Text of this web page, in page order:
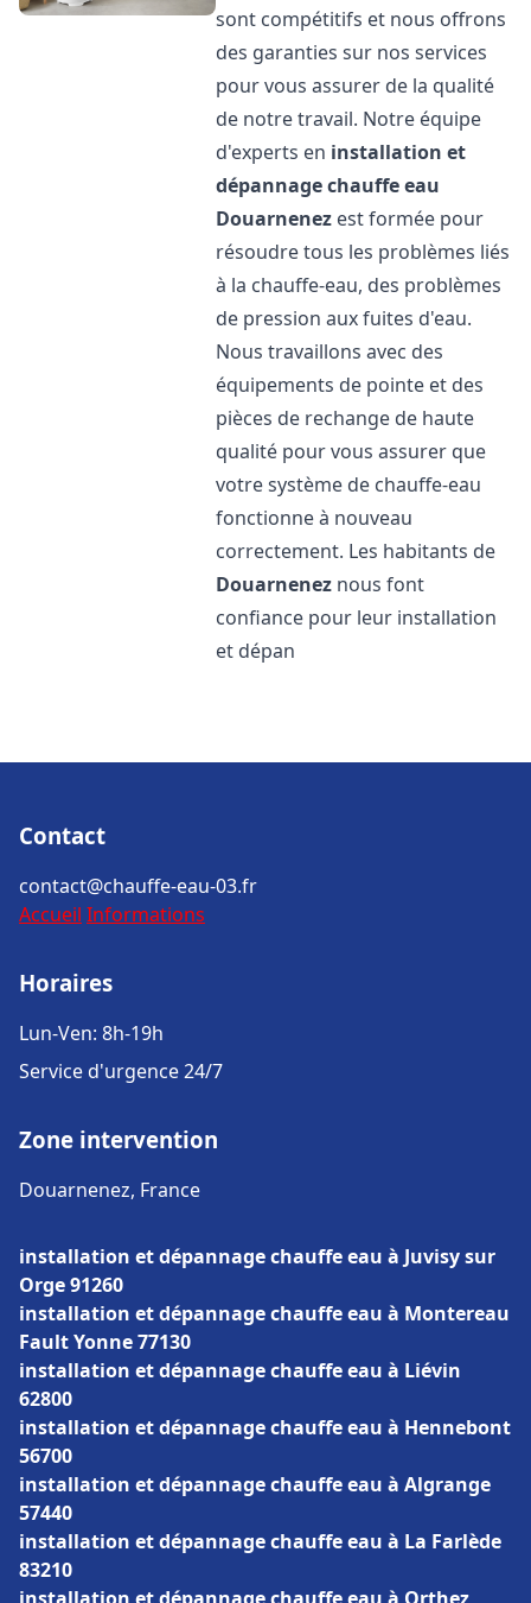
sont compétitifs et nous offrons
des garanties sur nos services
pour vous assurer de la qualité
de notre travail. Notre équipe
d'experts en installation et
dépannage chauffe eau
Douarnenez est formée pour
résoudre tous les problèmes liés
à la chauffe-eau, des problèmes
de pression aux fuites d'eau.
Nous travaillons avec des
équipements de pointe et des
pièces de rechange de haute
qualité pour vous assurer que
votre système de chauffe-eau
fonctionne à nouveau
correctement. Les habitants de
Douarnenez nous font
confiance pour leur installation
et dépan
Contact
contact@chauffe-eau-03.fr
Accueil Informations
Horaires
Lun-Ven: 8h-19h
Service d'urgence 24/7
Zone intervention
Douarnenez, France
installation et dépannage chauffe eau à Juvisy sur
Orge 91260
installation et dépannage chauffe eau à Montereau
Fault Yonne 77130
installation et dépannage chauffe eau à Liévin
62800
installation et dépannage chauffe eau à Hennebont
56700
installation et dépannage chauffe eau à Algrange
57440
installation et dépannage chauffe eau à La Farlède
83210